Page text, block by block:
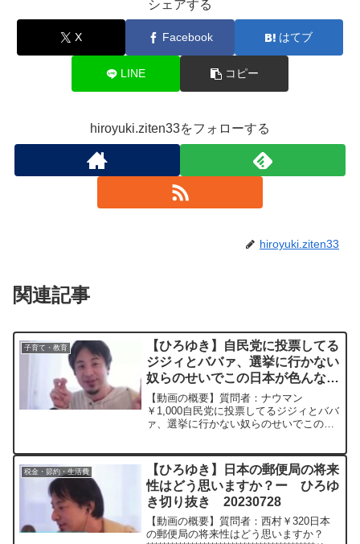
シェアする
X Facebook はてブ
LINE コピー
hiroyuki.ziten33をフォローする
hiroyuki.ziten33
関連記事
子育て・教育
【ひろゆき】自民党に投票してる
ジジィとババァ、選挙に行かない
奴らのせいでこの日本が色んな問
題に直面してることに日々苛つい
ています。ひろゆきさんはどう思
いますか?ー ひろゆき切り抜
【動画の概要】質問者：ナウマン
￥1,000自民党に投票してるジジィとババ
ァ、選挙に行かない奴らのせいでこの日
す。ひろゆきさんはどう思いますか?元動
画：神と感動は心の中...
税金・節約・生活費
【ひろゆき】日本の郵便局の将来
性はどう思いますか？ー ひろゆ
き切り抜き 20230728
【動画の概要】質問者：西村￥320日本
の郵便局の将来性はどう思いますか？